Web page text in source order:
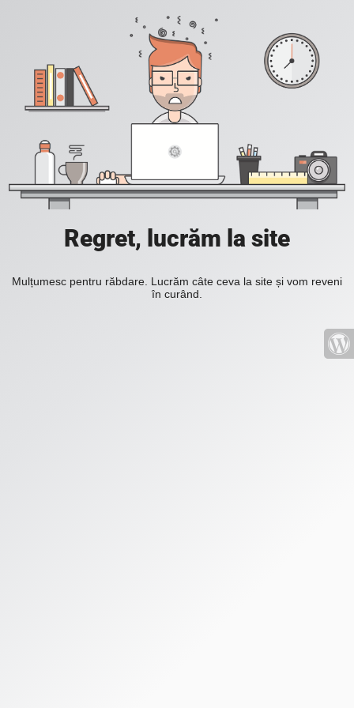
Regret, lucrăm la site
Mulțumesc pentru răbdare. Lucrăm câte ceva la site și vom reveni
în curând.